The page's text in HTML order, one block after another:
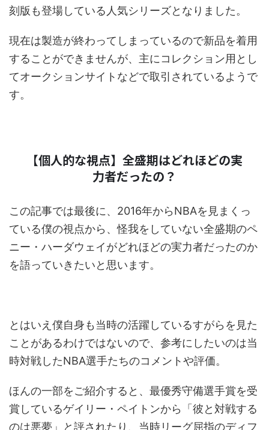
刻版も登場している人気シリーズとなりました。
現在は製造が終わってしまっているので新品を着用
することができませんが、主にコレクション用とし
てオークションサイトなどで取引されているようで
す。
【個人的な視点】全盛期はどれほどの実
力者だったの？
この記事では最後に、2016年からNBAを見まくっ
ている僕の視点から、怪我をしていない全盛期のペ
ニー・ハーダウェイがどれほどの実力者だったのか
を語っていきたいと思います。
とはいえ僕自身も当時の活躍しているすがらを見た
ことがあるわけではないので、参考にしたいのは当
時対戦したNBA選手たちのコメントや評価。
ほんの一部をご紹介すると、最優秀守備選手賞を受
賞しているゲイリー・ペイトンから「彼と対戦する
のは悪夢」と評されたり、当時リーグ屈指のディフ